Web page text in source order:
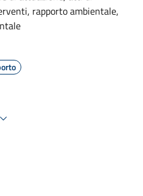
rapporto ambientale,